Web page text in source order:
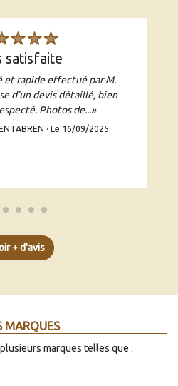
satisfaite
et rapide effectué par M.
d'un devis détaillé, bien
Photos de...»
· Le 16/09/2025
+ d'avis
MARQUES
marques telles que :